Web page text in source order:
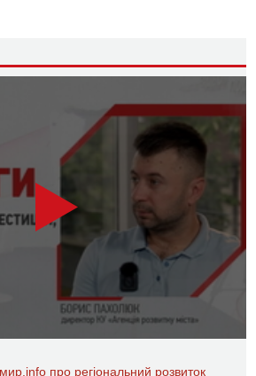
про регіональний розвиток